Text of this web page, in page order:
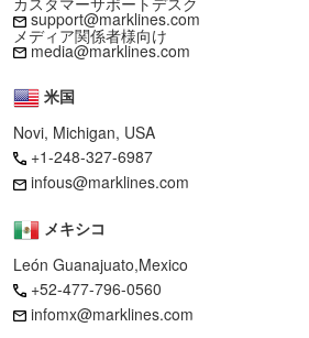
support@marklines.com
メディア関係者様向け
media@marklines.com
米国
Novi, Michigan, USA
+1-248-327-6987
infous@marklines.com
メキシコ
León Guanajuato,Mexico
+52-477-796-0560
infomx@marklines.com